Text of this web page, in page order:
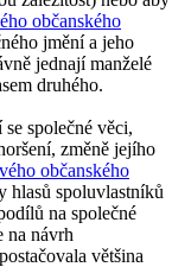
občanského
jmění a jeho
jednají manželé
druhého.
společné věci,
změně jejího
občanského
hlasů spoluvlastníků
na společné
na návrh
většina